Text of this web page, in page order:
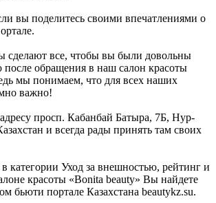
вы поделитесь своими впечатлениями о
сделают все, чтобы вы были довольны
обращения в наш салон красоты
мы понимаем, что для всех наших
важно!
просп. Кабанбай Батыра, 7Б, Нур-
и всегда рады принять там своих
Уход за внешностью, рейтинг и
красоты «Bonita beauty» Вы найдете
бьюти портале Казахстана beautykz.su.